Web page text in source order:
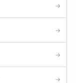
→
→
→
→